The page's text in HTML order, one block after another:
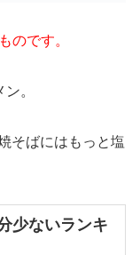
のです。
。
そばにはもっと塩
少ないランキ